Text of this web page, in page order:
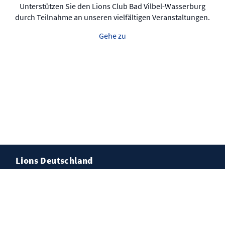
Unterstützen Sie den Lions Club Bad Vilbel-Wasserburg
durch Teilnahme an unseren vielfältigen Veranstaltungen.
Gehe zu
Lions Deutschland